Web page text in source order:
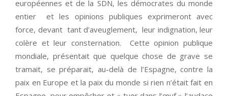
européennes et de la SDN, les démocrates du monde
entier et les opinions publiques exprimeront avec
force, devant tant d’aveuglement, leur indignation, leur
colère et leur consternation. Cette opinion publique
mondiale, présentait que quelque chose de grave se
tramait, se préparait, au-delà de l’Espagne, contre la
paix en Europe et la paix du monde si rien n’était fait en